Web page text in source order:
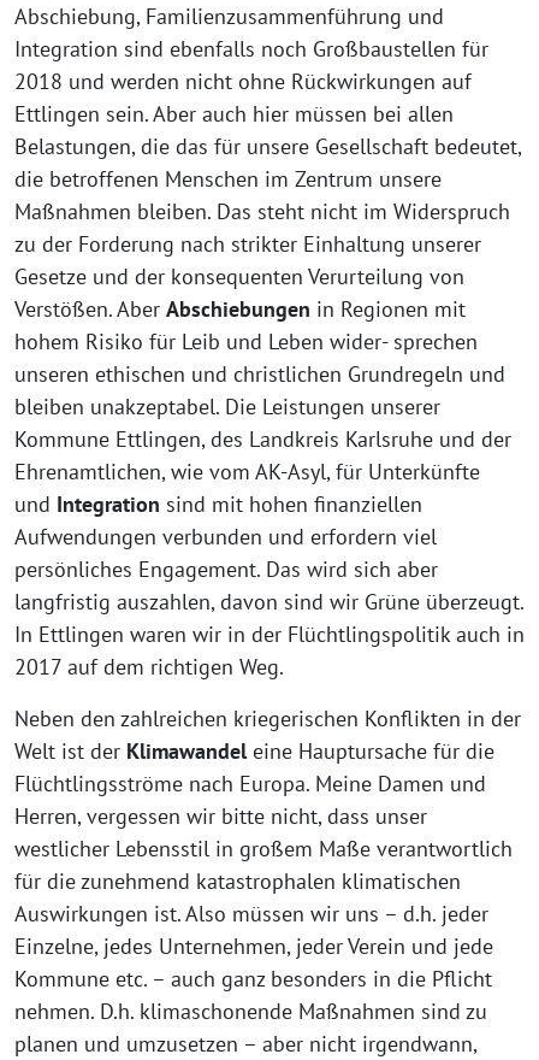
Abschiebung, Familienzusammenführung und
Integration sind ebenfalls noch Großbaustellen für
2018 und werden nicht ohne Rückwirkungen auf
Ettlingen sein. Aber auch hier müssen bei allen
Belastungen, die das für unsere Gesellschaft bedeutet,
die betroffenen Menschen im Zentrum unsere
Maßnahmen bleiben. Das steht nicht im Widerspruch
zu der Forderung nach strikter Einhaltung unserer
Gesetze und der konsequenten Verurteilung von
Verstößen. Aber Abschiebungen in Regionen mit
hohem Risiko für Leib und Leben wider- sprechen
unseren ethischen und christlichen Grundregeln und
bleiben unakzeptabel. Die Leistungen unserer
Kommune Ettlingen, des Landkreis Karlsruhe und der
Ehrenamtlichen, wie vom AK-Asyl, für Unterkünfte
und Integration sind mit hohen finanziellen
Aufwendungen verbunden und erfordern viel
persönliches Engagement. Das wird sich aber
langfristig auszahlen, davon sind wir Grüne überzeugt.
In Ettlingen waren wir in der Flüchtlingspolitik auch in
2017 auf dem richtigen Weg.
Neben den zahlreichen kriegerischen Konflikten in der
Welt ist der Klimawandel eine Hauptursache für die
Flüchtlingsströme nach Europa. Meine Damen und
Herren, vergessen wir bitte nicht, dass unser
westlicher Lebensstil in großem Maße verantwortlich
für die zunehmend katastrophalen klimatischen
Auswirkungen ist. Also müssen wir uns – d.h. jeder
Einzelne, jedes Unternehmen, jeder Verein und jede
Kommune etc. – auch ganz besonders in die Pflicht
nehmen. D.h. klimaschonende Maßnahmen sind zu
planen und umzusetzen – aber nicht irgendwann,